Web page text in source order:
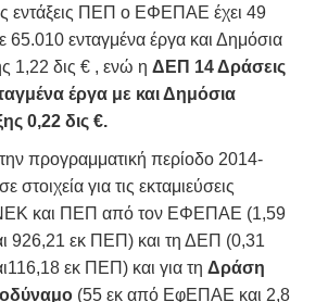
εντάξεις ΠΕΠ ο ΕΦΕΠΑΕ έχει 49
ενταγμένα έργα και Δημόσια
1,22 δις € , ενώ η ΔΕΠ 14 Δράσεις
έργα με και Δημόσια
0,22 δις €.
προγραμματική περίοδο 2014-
για τις εκταμιεύσεις
και ΠΕΠ από τον ΕΦΕΠΑΕ (1,59
926,21 εκ ΠΕΠ) και τη ΔΕΠ (0,31
εκ ΠΕΠ) και για τη Δράση
(55 εκ από ΕφΕΠΑΕ και 2,8